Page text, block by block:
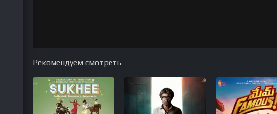
Рекомендуем смотреть